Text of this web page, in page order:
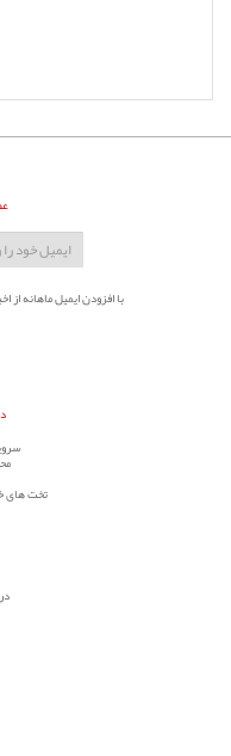
با افزودن ایمیل ماهانه
تخت های